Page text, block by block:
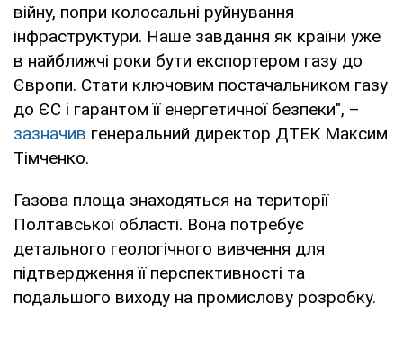
війну, попри колосальні руйнування
інфраструктури. Наше завдання як країни уже
в найближчі роки бути експортером газу до
Європи. Стати ключовим постачальником газу
до ЄС і гарантом її енергетичної безпеки", –
зазначив генеральний директор ДТЕК Максим
Тімченко.
Газова площа знаходяться на території
Полтавської області. Вона потребує
детального геологічного вивчення для
підтвердження її перспективності та
подальшого виходу на промислову розробку.